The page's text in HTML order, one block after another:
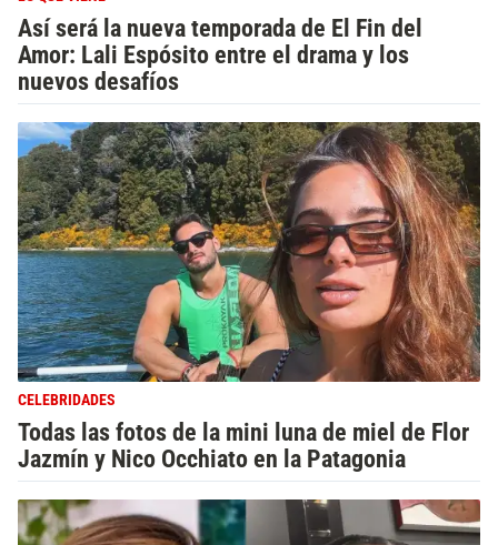
Así será la nueva temporada de El Fin del
Amor: Lali Espósito entre el drama y los
nuevos desafíos
CELEBRIDADES
Todas las fotos de la mini luna de miel de Flor
Jazmín y Nico Occhiato en la Patagonia